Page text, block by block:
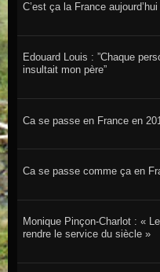
C’est ça la France
Edouard Louis : ”Chaque
insultait mon père”
Ca se passe en France en
Ca se passe comme ça en
Monique Pinçon-Charlot : «
rendre le service du siècle »